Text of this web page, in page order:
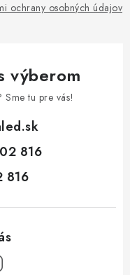
ochrany osobných údajov
výberom
tu pre vás!
816
816